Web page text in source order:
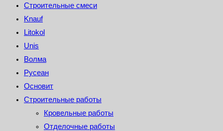
Строительные смеси
Knauf
Litokol
Unis
Волма
Русеан
Основит
Строительные работы
Кровельные работы
Отделочные работы